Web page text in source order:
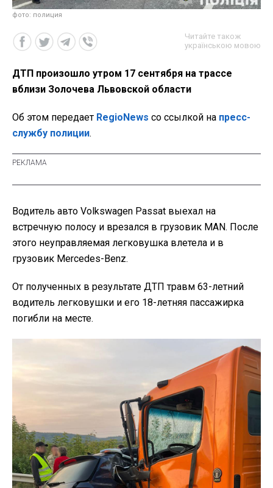
фото: полиция
Читайте також
українською мовою
ДТП произошло утром 17 сентября на трассе
вблизи Золочева Львовской области
Об этом передает RegioNews со ссылкой на пресс-
службу полиции.
Водитель авто Volkswagen Passat выехал на
встречную полосу и врезался в грузовик MAN. После
этого неуправляемая легковушка влетела и в
грузовик Mercedes-Benz.
От полученных в результате ДТП травм 63-летний
водитель легковушки и его 18-летняя пассажирка
погибли на месте.